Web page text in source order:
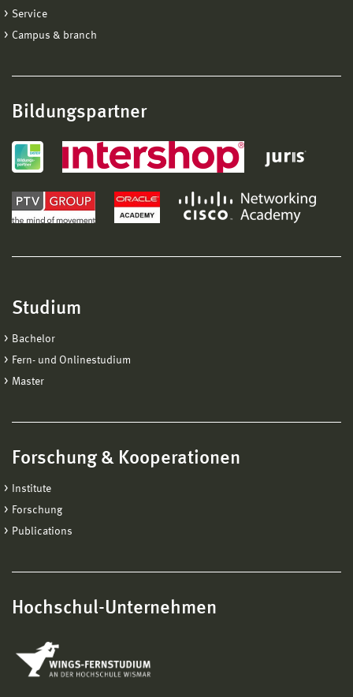
Service
Campus & branch
Bildungspartner
Studium
Bachelor
Fern- und Onlinestudium
Master
Forschung & Kooperationen
Institute
Forschung
Publications
Hochschul-Unternehmen